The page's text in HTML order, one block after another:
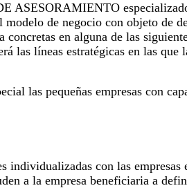
de negocio con objeto de
en alguna de las
las líneas estratégicas en las
las pequeñas empresas con
individualizadas con las
a la empresa beneficiaria a